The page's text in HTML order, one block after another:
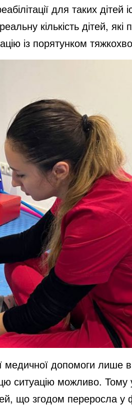
для таких дітей
кількість дітей,
із порятунком
допомоги лише в
ситуацію можливо. Тому
що згодом переросла